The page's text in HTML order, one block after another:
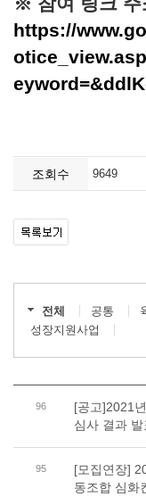
https://
조회수 9649
전체 공통
성장지원사업
96
[공고]2021
심사 결과 발
95
[모집연장]
동조합 심화